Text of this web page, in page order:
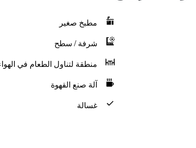
مطبخ صغير
شرفة / سطح
منطقة لتناول الطعام في
آلة صنع القهوة
غسالة